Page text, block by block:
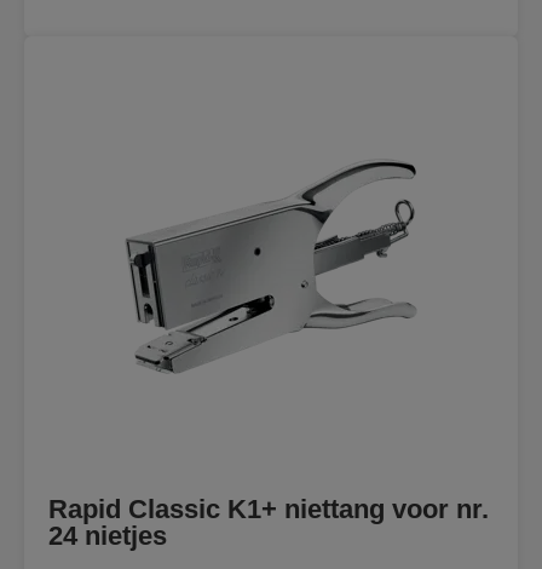
Rapid Classic K1+ niettang voor nr.
24 nietjes